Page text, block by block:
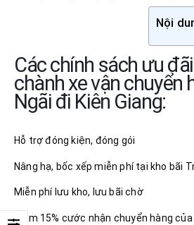
Nội
Các chính sách ưu
chành xe vận chuyển
Ngãi đi Kiên Giang:
Hỗ trợ đóng kiện, đóng gói
Nâng hạ, bốc xếp miễn phí tại kho bãi
Miễn phí lưu kho, lưu bãi chờ
Giảm 15% cước nhận chuyển hàng